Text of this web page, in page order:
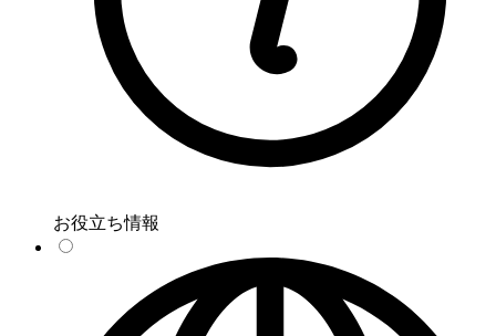
お役立ち情報